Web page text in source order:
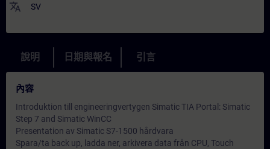
translate SV
說明 日期與報名 引言
內容
Introduktion till engineeringvertygen Simatic TIA Portal: Simatic
Step 7 and Simatic WinCC
Presentation av Simatic S7-1500 hårdvara
Spara/ta back up, ladda ner, arkivera data från CPU, Touch